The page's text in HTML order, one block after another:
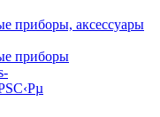
приборы, аксессуары
приборы